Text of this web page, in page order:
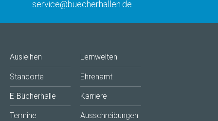
service@buecherhallen.de
Ausleihen
Standorte
E-Bücherhalle
Termine
Lernwelten
Ehrenamt
Karriere
Ausschreibungen